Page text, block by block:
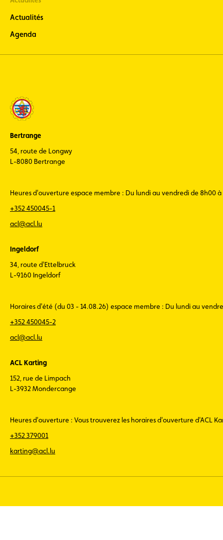
Actualités
Agenda
Bertrange
54, route de Longwy
L-8080 Bertrange
Heures d'ouverture espace membre : Du lundi au vendredi de 8h00 à
+352 450045-1
acl@acl.lu
Ingeldorf
34, route d'Ettelbruck
L-9160 Ingeldorf
Horaires d'été (du 03 - 14.08.26) espace membre : Du lundi au
+352 450045-2
acl@acl.lu
ACL Karting
152, rue de Limpach
L-3932 Mondercange
Heures d'ouverture : Vous trouverez les horaires d'ouverture d'ACL
+352 379001
karting@acl.lu